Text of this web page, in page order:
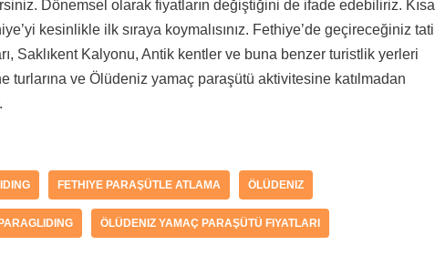
Dönemsel olarak fiyatların değiştiğini de ifade edebiliriz. Kısa
kesinlikle ilk sıraya koymalısınız. Fethiye’de geçireceğiniz tatil
Saklıkent Kalyonu, Antik kentler ve buna benzer turistlik yerleri
ve Ölüdeniz yamaç paraşütü aktivitesine katılmadan
FETHIYE PARAŞÜTLE ATLAMA ÖLÜDENIZ
ÖLÜDENIZ YAMAÇ PARAŞÜTÜ FIYATLARI